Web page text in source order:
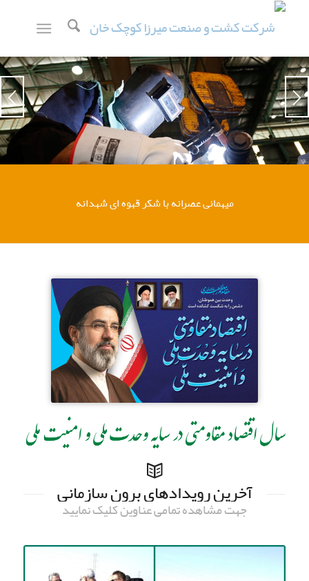
میهمانی عصرانهبا شکر قهوه ای شهدانه
آخرین رویدادهای برون سازمانی
جهت مشاهده تمامی عناوین کلیک نمایید